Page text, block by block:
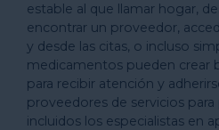
estable al que llamar hogar,
encontrar un proveedor,
y desde las citas, o incluso
medicamentos pueden crear
para recibir atención y
proveedores de servicios para
incluidos los especialistas en